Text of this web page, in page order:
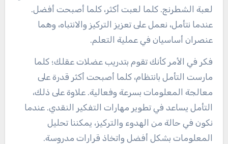
لعبة الشطرنج. كلما لعبت أكثر، كلما أصبحت أفضل.
عندما نتأمل، نعمل على تعزيز التركيز والانتباه، وهما
عنصران أساسيان في عملية التعلم.
فكر في الأمر كأنك تقوم بتدريب عضلات عقلك؛ كلما
مارست التأمل بانتظام، كلما أصبحت أكثر قدرة على
معالجة المعلومات بسرعة وفعالية. علاوة على ذلك،
التأمل يساعد في تطوير مهارات التفكير النقدي. عندما
نكون في حالة من الهدوء والتركيز، يمكننا تحليل
المعلومات بشكل أفضل واتخاذ قرارات مدروسة.